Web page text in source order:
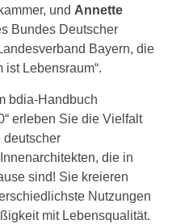
und Annette
Bundes Deutscher
Bayern, die
ist Lebensraum“.
bdia-Handbuch
erleben Sie die Vielfalt
deutscher
die in
sind! Sie kreieren
Nutzungen
mit Lebensqualität.